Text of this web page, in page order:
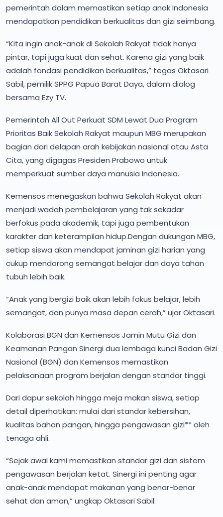
pemerintah dalam memastikan setiap anak Indonesia
mendapatkan pendidikan berkualitas dan gizi seimbang.
“Kita ingin anak-anak di Sekolah Rakyat tidak hanya
pintar, tapi juga kuat dan sehat. Karena gizi yang baik
adalah fondasi pendidikan berkualitas,” tegas Oktasari
Sabil, pemilik SPPG Papua Barat Daya, dalam dialog
bersama Ezy TV.
Pemerintah All Out Perkuat SDM Lewat Dua Program
Prioritas Baik Sekolah Rakyat maupun MBG merupakan
bagian dari delapan arah kebijakan nasional atau Asta
Cita, yang digagas Presiden Prabowo untuk
memperkuat sumber daya manusia Indonesia.
Kemensos menegaskan bahwa Sekolah Rakyat akan
menjadi wadah pembelajaran yang tak sekadar
berfokus pada akademik, tapi juga pembentukan
karakter dan keterampilan hidup.Dengan dukungan MBG,
setiap siswa akan mendapat jaminan gizi harian yang
cukup mendorong semangat belajar dan daya tahan
tubuh lebih baik.
“Anak yang bergizi baik akan lebih fokus belajar, lebih
semangat, dan punya masa depan cerah,” ujar Oktasari.
Kolaborasi BGN dan Kemensos Jamin Mutu Gizi dan
Keamanan Pangan Sinergi dua lembaga kunci Badan Gizi
Nasional (BGN) dan Kemensos memastikan
pelaksanaan program berjalan dengan standar tinggi.
Dari dapur sekolah hingga meja makan siswa, setiap
detail diperhatikan: mulai dari standar kebersihan,
kualitas bahan pangan, hingga pengawasan gizi** oleh
tenaga ahli.
“Sejak awal kami memastikan standar gizi dan sistem
pengawasan berjalan ketat. Sinergi ini penting agar
anak-anak mendapat makanan yang benar-benar
sehat dan aman,” ungkap Oktasari Sabil.